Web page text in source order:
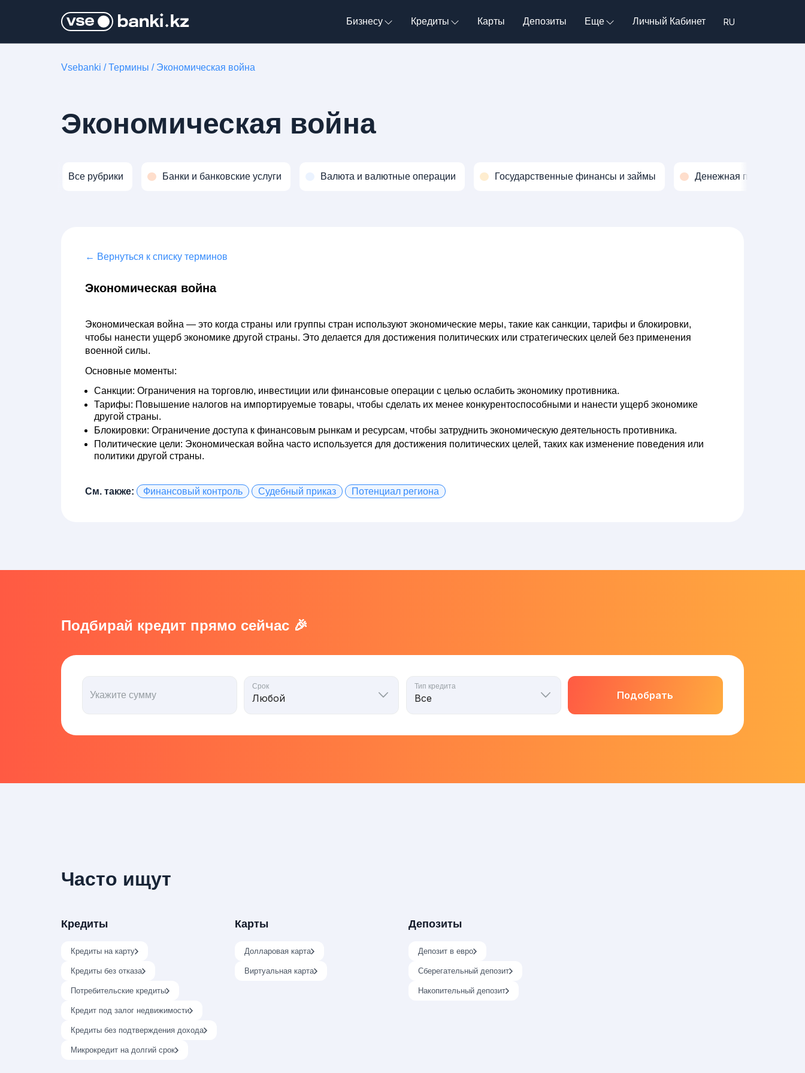
Бизнесу Кредиты Карты Депозиты Еще Личный Кабинет
Vsebanki /Термины / Экономическая война
Экономическая война
Все рубрики Банки и банковские услуги Валюта и валютные операции Государственные финансы и займы Денежная политика и
← Вернуться к списку терминов
Экономическая война
Экономическая война — это когда страны или группы стран используют экономические меры, такие как санкции, тарифы и блокировки,
чтобы нанести ущерб экономике другой страны. Это делается для достижения политических или стратегических целей без применения
военной силы.
Основные моменты:
Санкции: Ограничения на торговлю, инвестиции или финансовые операции с целью ослабить экономику противника.
Тарифы: Повышение налогов на импортируемые товары, чтобы сделать их менее конкурентоспособными и нанести ущерб экономике
другой страны.
Блокировки: Ограничение доступа к финансовым рынкам и ресурсам, чтобы затруднить экономическую деятельность противника.
Политические цели: Экономическая война часто используется для достижения политических целей, таких как изменение поведения или
политики другой страны.
См. также: Финансовый контроль Судебный приказ Потенциал региона
Подбирай кредит прямо сейчас 🎉
Укажите сумму
Срок Тип кредита
Подобрать
Часто ищут
Кредиты
Кредиты на карту
Кредиты без отказа
Потребительские кредиты
Кредит под залог недвижимости
Кредиты без подтверждения дохода
Микрокредит на долгий срок
Карты
Долларовая карта
Виртуальная карта
Депозиты
Депозит в евро
Сберегательный депозит
Накопительный депозит